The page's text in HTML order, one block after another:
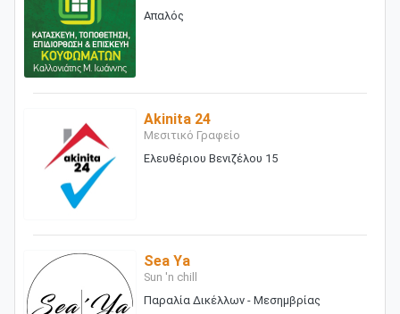
Απαλός
Akinita 24
Μεσιτικό Γραφείο
Ελευθέριου Βενιζέλου 15
Sea Ya
Sun 'n chill
Παραλία Δικέλλων - Μεσημβρίας